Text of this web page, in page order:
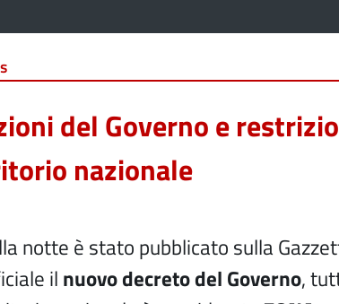
del Governo e
nazionale
notte è stato pubblicato sulla
il nuovo decreto del Governo,